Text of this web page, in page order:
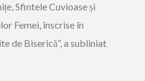
Sfintele Cuvioase și
Femei, înscrise în
de Biserică”, a subliniat